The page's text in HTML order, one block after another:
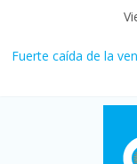
Fuerte caída de la
Central venció 1 a 0
La morosidad
afecta a 400 mil
Desde que asumió